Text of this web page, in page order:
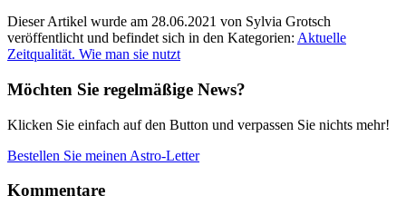
Dieser Artikel wurde am 28.06.2021 von Sylvia Grotsch
veröffentlicht und befindet sich in den Kategorien: Aktuelle
Zeitqualität. Wie man sie nutzt
Möchten Sie regelmäßige News?
Klicken Sie einfach auf den Button und verpassen Sie nichts mehr!
Bestellen Sie meinen Astro-Letter
Kommentare